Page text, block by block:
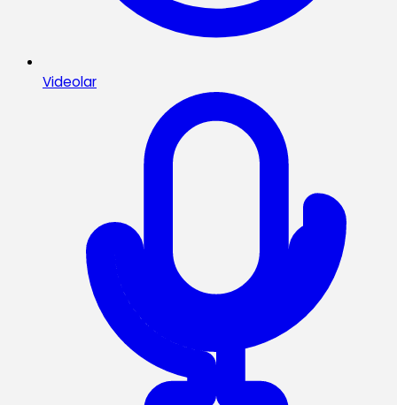
Videolar